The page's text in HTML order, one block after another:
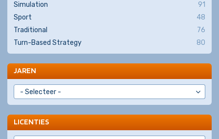
Simulation
91
Sport
48
Traditional
76
Turn-Based Strategy
80
JAREN
LICENTIES